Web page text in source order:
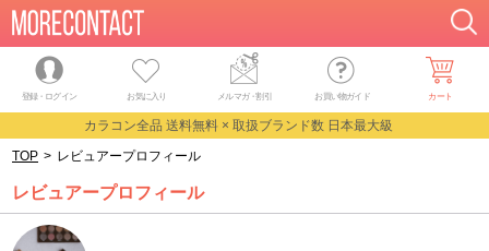
登録・ログイン お気に入り メルマガ・割引 お買い物ガイド カート
カラコン全品 送料無料 × 取扱ブランド数 日本最大級
TOP > レビュアープロフィール
レビュアープロフィール